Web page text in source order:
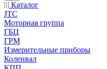
Каталог
JTC
Моторная группа
ГБЦ
ГРМ
Измерительные приборы
Коленвал